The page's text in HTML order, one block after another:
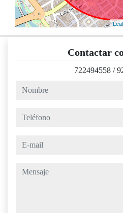
Contactar
722494558 /
nombre
teléfono
e-mail
mensaje